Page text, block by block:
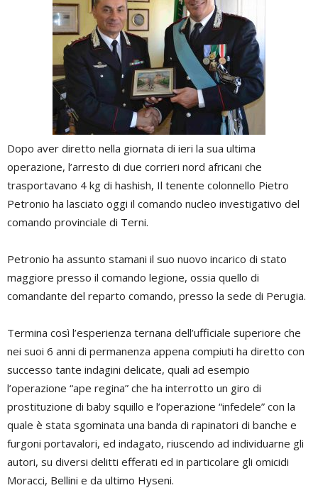
Dopo aver diretto nella giornata di ieri la sua ultima
operazione, l’arresto di due corrieri nord africani che
trasportavano 4 kg di hashish, Il tenente colonnello Pietro
Petronio ha lasciato oggi il comando nucleo investigativo del
comando provinciale di Terni.
Petronio ha assunto stamani il suo nuovo incarico di stato
maggiore presso il comando legione, ossia quello di
comandante del reparto comando, presso la sede di Perugia.
Termina così l’esperienza ternana dell’ufficiale superiore che
nei suoi 6 anni di permanenza appena compiuti ha diretto con
successo tante indagini delicate, quali ad esempio
l’operazione “ape regina” che ha interrotto un giro di
prostituzione di baby squillo e l’operazione “infedele” con la
quale è stata sgominata una banda di rapinatori di banche e
furgoni portavalori, ed indagato, riuscendo ad individuarne gli
autori, su diversi delitti efferati ed in particolare gli omicidi
Moracci, Bellini e da ultimo Hyseni.